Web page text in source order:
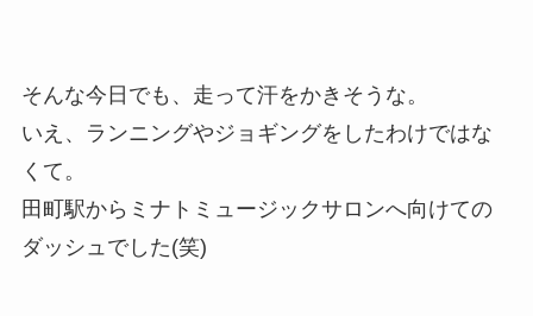
そんな今日でも、走って汗をかきそうな。
いえ、ランニングやジョギングをしたわけではな
くて。
田町駅からミナトミュージックサロンへ向けての
ダッシュでした(笑)